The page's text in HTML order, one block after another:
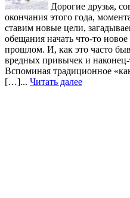
Дорогие друзья,
окончания этого года,
ставим новые цели,
обещания начать что-то
прошлом. И, как это часто
вредных привычек и наконец-
Вспоминая традиционное
[…]... Читать далее